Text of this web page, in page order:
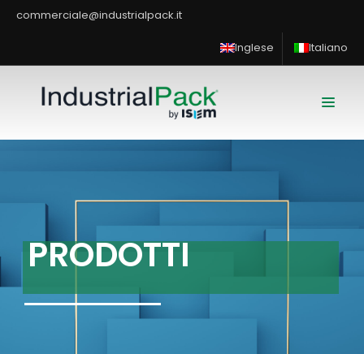
commerciale@industrialpack.it
Inglese Italiano
PRODOTTI